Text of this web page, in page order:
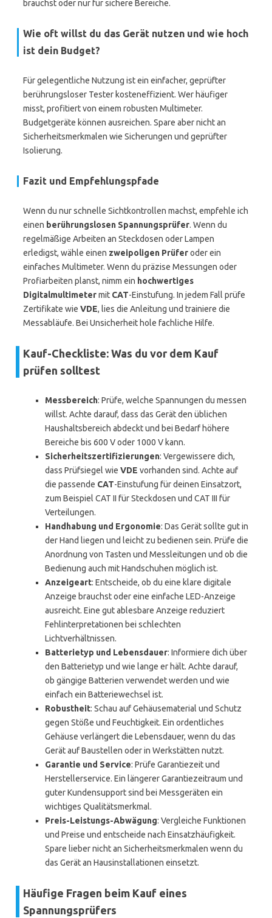
brauchst oder nur für sichere Bereiche.
Wie oft willst du das Gerät nutzen und wie hoch
ist dein Budget?
Für gelegentliche Nutzung ist ein einfacher, geprüfter
berührungsloser Tester kosteneffizient. Wer häufiger
misst, profitiert von einem robusten Multimeter.
Budgetgeräte können ausreichen. Spare aber nicht an
Sicherheitsmerkmalen wie Sicherungen und geprüfter
Isolierung.
Fazit und Empfehlungspfade
Wenn du nur schnelle Sichtkontrollen machst, empfehle ich
einen berührungslosen Spannungsprüfer. Wenn du
regelmäßige Arbeiten an Steckdosen oder Lampen
erledigst, wähle einen zweipoligen Prüferoder ein
einfaches Multimeter. Wenn du präzise Messungen oder
Profiarbeiten planst, nimm ein hochwertiges
Digitalmultimetermit CAT-Einstufung. In jedem Fall prüfe
Zertifikate wie VDE, lies die Anleitung und trainiere die
Messabläufe. Bei Unsicherheit hole fachliche Hilfe.
Kauf-Checkliste: Was du vor dem Kauf
prüfen solltest
Messbereich: Prüfe, welche Spannungen du messen
willst. Achte darauf, dass das Gerät den üblichen
Haushaltsbereich abdeckt und bei Bedarf höhere
Bereiche bis 600 V oder 1000 V kann.
Sicherheitszertifizierungen: Vergewissere dich,
dass Prüfsiegel wie VDE vorhanden sind. Achte auf
die passende CAT-Einstufung für deinen Einsatzort,
zum Beispiel CAT II für Steckdosen und CAT III für
Verteilungen.
Handhabung und Ergonomie: Das Gerät sollte gut in
der Hand liegen und leicht zu bedienen sein. Prüfe die
Anordnung von Tasten und Messleitungen und ob die
Bedienung auch mit Handschuhen möglich ist.
Anzeigeart: Entscheide, ob du eine klare digitale
Anzeige brauchst oder eine einfache LED-Anzeige
ausreicht. Eine gut ablesbare Anzeige reduziert
Fehlinterpretationen bei schlechten
Lichtverhältnissen.
Batterietyp und Lebensdauer: Informiere dich über
den Batterietyp und wie lange er hält. Achte darauf,
ob gängige Batterien verwendet werden und wie
einfach ein Batteriewechsel ist.
Robustheit: Schau auf Gehäusematerial und Schutz
gegen Stöße und Feuchtigkeit. Ein ordentliches
Gehäuse verlängert die Lebensdauer, wenn du das
Gerät auf Baustellen oder in Werkstätten nutzt.
Garantie und Service: Prüfe Garantiezeit und
Herstellerservice. Ein längerer Garantiezeitraum und
guter Kundensupport sind bei Messgeräten ein
wichtiges Qualitätsmerkmal.
Preis-Leistungs-Abwägung: Vergleiche Funktionen
und Preise und entscheide nach Einsatzhäufigkeit.
Spare lieber nicht an Sicherheitsmerkmalen wenn du
das Gerät an Hausinstallationen einsetzt.
Häufige Fragen beim Kauf eines
Spannungsprüfers